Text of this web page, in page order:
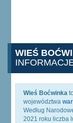
WIEŚ
Wieś Boćwinka
województwa
Według
2021 roku liczba